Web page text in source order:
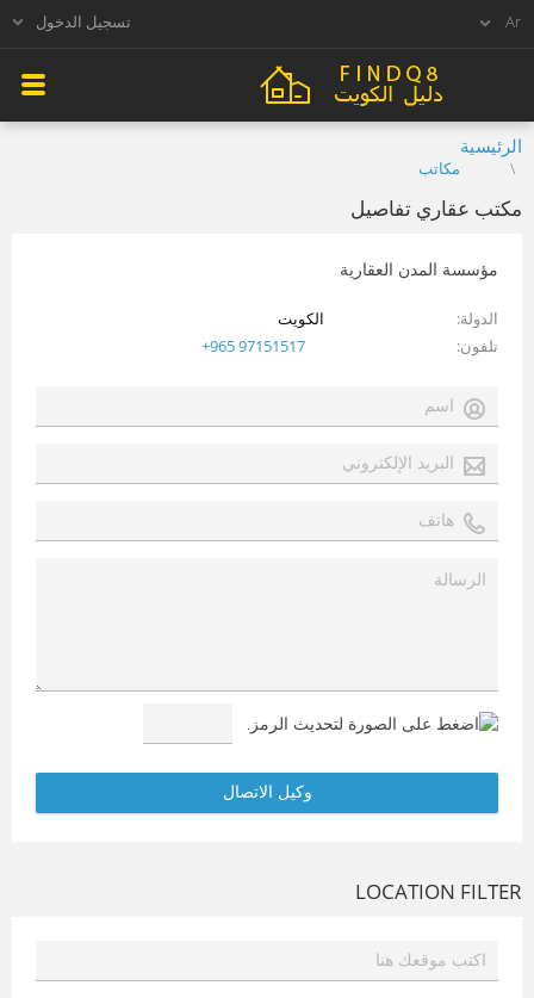
تسجيل الدخول
الرئيسية
مكاتب
مكتب عقاري تفاصيل
مؤسسة المدن العقارية
الدولة
الكويت
تلفون
+965 97151517
LOCATION FILTER